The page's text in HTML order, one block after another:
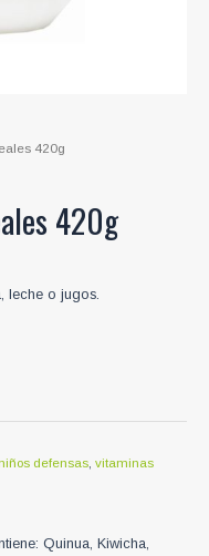
420g
420g
leche o jugos.
defensas vitaminas
Quinua, Kiwicha,